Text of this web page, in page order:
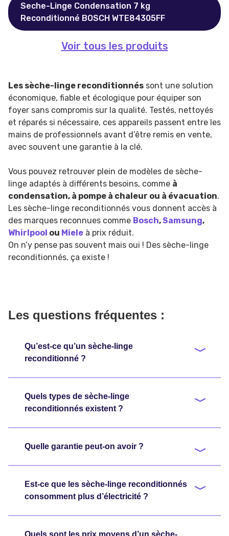
Seche-Linge Condensation 7 kg
Reconditionné BOSCH WTE84305FF
Voir tous les produits
Les sèche-linge reconditionnés sont une solution
économique, fiable et écologique pour équiper son
foyer sans compromis sur la qualité. Testés, nettoyés
et réparés si nécessaire, ces appareils passent entre les
mains de professionnels avant d’être remis en vente,
avec souvent une garantie à la clé.
Vous pouvez retrouver plein de modèles de sèche-
linge adaptés à différents besoins, comme à
condensation, à pompe à chaleur ou à évacuation.
Les sèche-linge reconditionnés vous donnent accès à
des marques reconnues comme Bosch,Samsung,
Whirlpool ou Miele à prix réduit.
On n’y pense pas souvent mais oui ! Des sèche-linge
reconditionnés, ça existe !
Les questions fréquentes :
Qu’est-ce qu’un sèche-linge
reconditionné ?
Quels types de sèche-linge
reconditionnés existent ?
Quelle garantie peut-on avoir ?
Est-ce que les sèche-linge reconditionnés
consomment plus d’électricité ?